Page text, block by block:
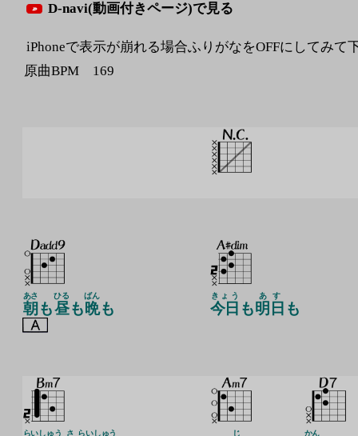
D-navi(動画付きページ)で見る
iPhoneで表示が崩れる場合ふりがなをOFFにしてみて
原曲BPM 169
朝
あさ
も昼
ひる
も 晩
ばん
も 今日
きょう
も明日
あす
も
らいしゅう さ らいしゅう じ かん